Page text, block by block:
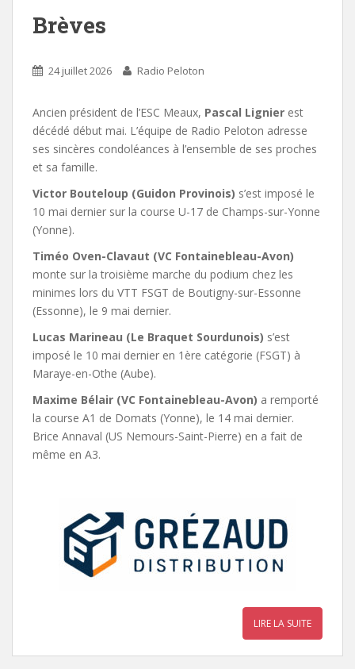
Brèves
24 juillet 2026 Radio Peloton
Ancien président de l’ESC Meaux, Pascal Lignier est
décédé début mai. L’équipe de Radio Peloton adresse
ses sincères condoléances à l’ensemble de ses proches
et sa famille.
Victor Bouteloup (Guidon Provinois) s’est imposé le
10 mai dernier sur la course U-17 de Champs-sur-Yonne
(Yonne).
Timéo Oven-Clavaut (VC Fontainebleau-Avon)
monte sur la troisième marche du podium chez les
minimes lors du VTT FSGT de Boutigny-sur-Essonne
(Essonne), le 9 mai dernier.
Lucas Marineau (Le Braquet Sourdunois) s’est
imposé le 10 mai dernier en 1ère catégorie (FSGT) à
Maraye-en-Othe (Aube).
Maxime Bélair (VC Fontainebleau-Avon) a remporté
la course A1 de Domats (Yonne), le 14 mai dernier.
Brice Annaval (US Nemours-Saint-Pierre) en a fait de
même en A3.
LIRE LA SUITE